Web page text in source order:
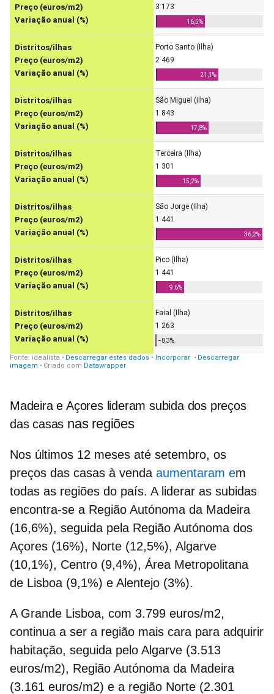
Madeira e Açores lideram subida dos preços
das casas nas regiões
Nos últimos 12 meses até setembro, os
preços das casas à venda aumentaram em
todas as regiões do país. A liderar as subidas
encontra-se a Região Autónoma da Madeira
(16,6%), seguida pela Região Autónoma dos
Açores (16%), Norte (12,5%), Algarve
(10,1%), Centro (9,4%), Área Metropolitana
de Lisboa (9,1%) e Alentejo (3%).
A Grande Lisboa, com 3.799 euros/m2,
continua a ser a região mais cara para adquirir
habitação, seguida pelo Algarve (3.513
euros/m2), Região Autónoma da Madeira
(3.161 euros/m2) e a região Norte (2.301